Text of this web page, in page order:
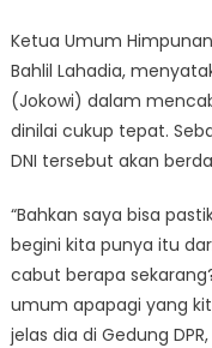
Ketua Umum
Bahlil Lahadia,
(Jokowi) dalam
dinilai cukup tepat.
DNI tersebut akan
“Bahkan saya bisa
begini kita punya itu
cabut berapa
umum apapagi yang
jelas dia di Gedung